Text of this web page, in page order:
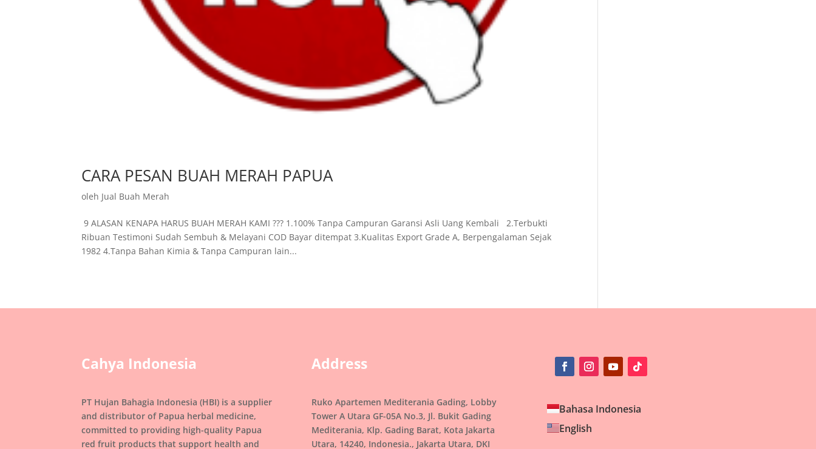
CARA PESAN BUAH MERAH PAPUA
oleh Jual Buah Merah
9 ALASAN KENAPA HARUS BUAH MERAH KAMI ??? 1.100% Tanpa Campuran Garansi Asli Uang Kembali 2.Terbukti
Ribuan Testimoni Sudah Sembuh & Melayani COD Bayar ditempat 3.Kualitas Export Grade A, Berpengalaman Sejak
1982 4.Tanpa Bahan Kimia & Tanpa Campuran lain...
Cahya Indonesia
PT Hujan Bahagia Indonesia (HBI) is a supplier
and distributor of Papua herbal medicine,
committed to providing high-quality Papua
red fruit products that support health and
Address
Ruko Apartemen Mediterania Gading, Lobby
Tower A Utara GF-05A No.3, Jl. Bukit Gading
Mediterania, Klp. Gading Barat, Kota Jakarta
Utara, 14240, Indonesia., Jakarta Utara, DKI
Bahasa Indonesia
English